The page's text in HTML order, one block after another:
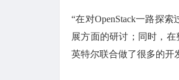
“在对OpenStack一路探
展方面的研讨；同时，
英特尔联合做了很多的开